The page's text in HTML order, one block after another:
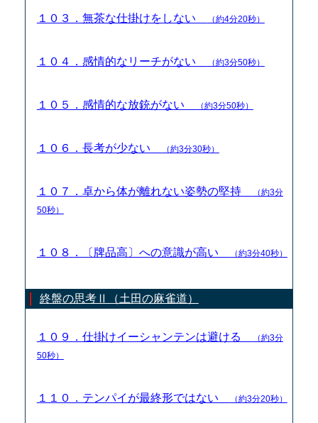
１０３．無茶な仕掛けをしない （約4分20秒）
１０４．感情的なリーチがない （約3分50秒）
１０５．感情的な放銃がない （約3分50秒）
１０６．長考が少ない （約3分30秒）
１０７．卓から体が離れない姿勢の堅持
（約3分
50秒）
１０８．〔牌品高〕への意識が高い （約3分40秒）
終盤の思考Ⅱ（土田の麻雀道）
１０９．仕掛けイーシャンテンは避ける
（約3分
50秒）
１１０．テンパイが最終形ではない （約3分20秒）